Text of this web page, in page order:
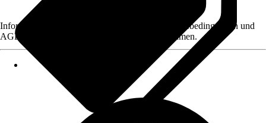
Informationen des Verkäufers, wie z. B. Rückgabebedingungen und
AGB, finden Sie bei Klick auf den Verkäufernamen.